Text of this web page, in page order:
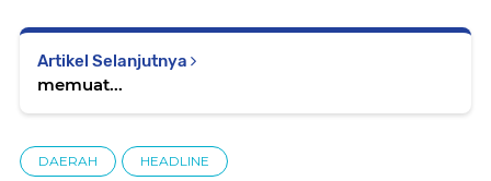
Artikel Selanjutnya
memuat...
DAERAH HEADLINE